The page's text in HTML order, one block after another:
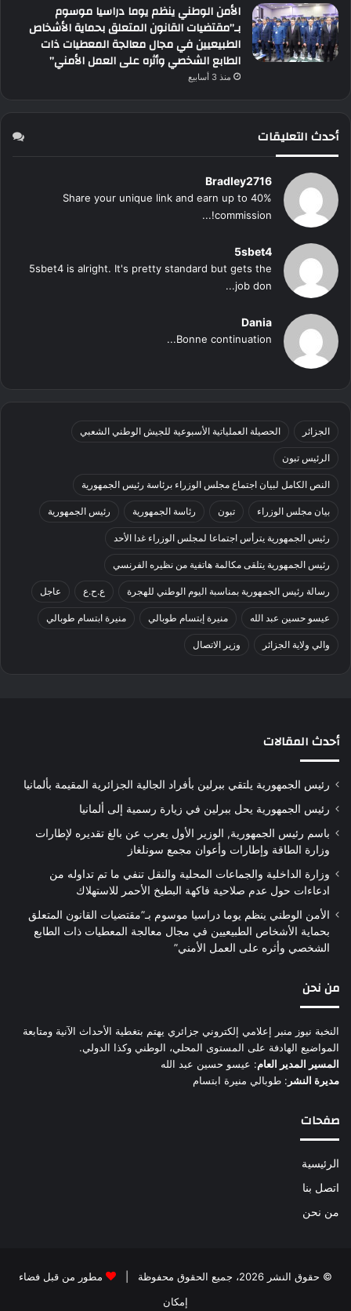
الأمن الوطني ينظم يوما دراسيا موسوم
بـ”مقتضيات القانون المتعلق بحماية الأشخاص
الطبيعيين في مجال معالجة المعطيات ذات
الطابع الشخصي وأثره على العمل الأمني”
منذ 3 أسابيع
أحدث التعليقات
Bradley2716
Share your unique link and earn up to 40%
commission!...
5sbet4
5sbet4 is alright. It's pretty standard but gets the
job don...
Dania
Bonne continuation...
الجزائر الحصيلة العملياتية الأسبوعية للجيش الوطني الشعبي
الرئيس تبون
النص الكامل لبيان اجتماع مجلس الوزراء برئاسة رئيس الجمهورية
بيان مجلس الوزراء تبون رئاسة الجمهورية رئيس الجمهورية
رئيس الجمهورية يترأس اجتماعا لمجلس الوزراء غدا الأحد
رئيس الجمهورية يتلقى مكالمة هاتفية من نظيره الفرنسي
رسالة رئيس الجمهورية بمناسبة اليوم الوطني للهجرة ع.ح.ع عاجل
عيسو حسين عبد الله منيرة إبتسام طوبالي منيرة ابتسام طوبالي
والي ولاية الجزائر وزير الاتصال
أحدث المقالات
رئيس الجمهورية يلتقي ببرلين بأفراد الجالية الجزائرية المقيمة بألمانيا
رئيس الجمهورية يحل ببرلين في زيارة رسمية إلى ألمانيا
باسم رئيس الجمهورية, الوزير الأول يعرب عن بالغ تقديره لإطارات
وزارة الطاقة وإطارات وأعوان مجمع سونلغاز
وزارة الداخلية والجماعات المحلية والنقل تنفي ما تم تداوله من
ادعاءات حول عدم صلاحية فاكهة البطيخ الأحمر للاستهلاك
الأمن الوطني ينظم يوما دراسيا موسوم بـ”مقتضيات القانون المتعلق
بحماية الأشخاص الطبيعيين في مجال معالجة المعطيات ذات الطابع
الشخصي وأثره على العمل الأمني”
من نحن
النخبة نيوز منبر إعلامي إلكتروني جزائري يهتم بتغطية الأحداث الآنية ومتابعة
المواضيع الهادفة على المستوى المحلي، الوطني وكذا الدولي.
المسير المدير العام: عيسو حسين عبد الله
مديرة النشر : طوبالي منيرة ابتسام
صفحات
الرئيسية
اتصل بنا
من نحن
© حقوق النشر 2026، جميع الحقوق محفوظة |
مطور من قبل فضاء
إمكان